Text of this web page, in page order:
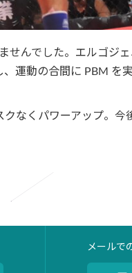
せんでした。エルゴジ
運動の合間に PBM を
なくパワーアップ。今
メールで